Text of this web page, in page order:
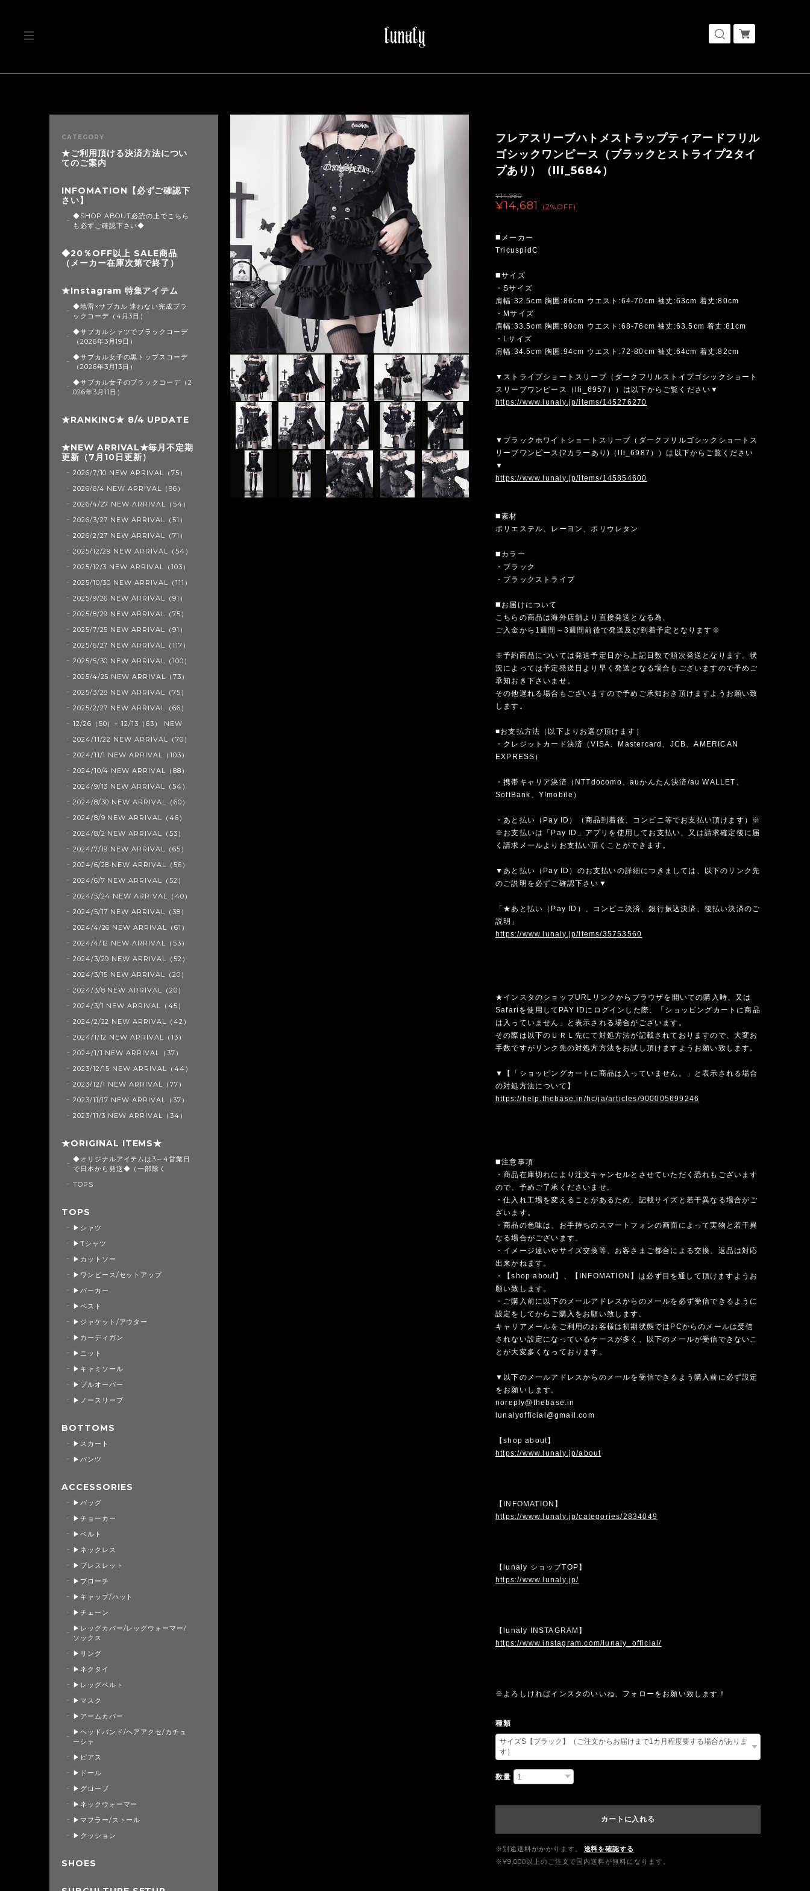
フレアスリーブハトメストラップティアードフリル
ゴシックワンピース（ブラックとストライプ2タイ
プあり）（lli_5684）
¥14,980
¥14,681 (2%OFF)
◼️メーカー
TricuspidC
◼️サイズ
・Sサイズ
肩幅:32.5cm 胸囲:86cm ウエスト:64-70cm 袖丈:63cm 着丈:80cm
・Mサイズ
肩幅:33.5cm 胸囲:90cm ウエスト:68-76cm 袖丈:63.5cm 着丈:81cm
・Lサイズ
肩幅:34.5cm 胸囲:94cm ウエスト:72-80cm 袖丈:64cm 着丈:82cm
▼ストライプショートスリーブ（ダークフリルストイプゴシックショート
スリーブワンピース（lli_6957））は以下からご覧ください▼
https://www.lunaly.jp/items/145276270
▼ブラックホワイトショートスリーブ（ダークフリルゴシックショートス
リーブワンピース(2カラーあり)（lli_6987））は以下からご覧ください
▼
https://www.lunaly.jp/items/145854600
◼️素材
ポリエステル、レーヨン、ポリウレタン
◼️カラー
・ブラック
・ブラックストライプ
◼️お届けについて
こちらの商品は海外店舗より直接発送となる為、
ご入金から1週間～3週間前後で発送及び到着予定となります※
※予約商品については発送予定日から上記日数で順次発送となります。状
況によっては予定発送日より早く発送となる場合もございますので予めご
承知おき下さいませ。
その他遅れる場合もございますので予めご承知おき頂けますようお願い致
します。
■お支払方法（以下よりお選び頂けます）
・クレジットカード決済（VISA、Mastercard、JCB、AMERICAN
EXPRESS）
・携帯キャリア決済（NTTdocomo、auかんたん決済/au WALLET、
SoftBank、Y!mobile）
・あと払い（Pay ID）（商品到着後、コンビニ等でお支払い頂けます）※
※お支払いは「Pay ID」アプリを使用してお支払い、又は請求確定後に届
く請求メールよりお支払い頂くことができます。
▼あと払い（Pay ID）のお支払いの詳細につきましては、以下のリンク先
のご説明を必ずご確認下さい▼
「★あと払い（Pay ID）、コンビニ決済、銀行振込決済、後払い決済のご
説明」
https://www.lunaly.jp/items/35753560
★インスタのショップURLリンクからブラウザを開いての購入時、又は
Safariを使用してPAY IDにログインした際、「ショッピングカートに商品
は入っていません」と表示される場合がございます。
その際は以下のＵＲＬ先にて対処方法が記載されておりますので、大変お
手数ですがリンク先の対処方方法をお試し頂けますようお願い致します。
▼【「ショッピングカートに商品は入っていません。」と表示される場合
の対処方法について】
https://help.thebase.in/hc/ja/articles/900005699246
◼️注意事項
・商品在庫切れにより注文キャンセルとさせていただく恐れもございます
ので、予めご了承くださいませ。
・仕入れ工場を変えることがあるため、記載サイズと若干異なる場合がご
ざいます。
・商品の色味は、お手持ちのスマートフォンの画面によって実物と若干異
なる場合がございます。
・イメージ違いやサイズ交換等、お客さまご都合による交換、返品は対応
出来かねます。
・【shop about】、【INFOMATION】は必ず目を通して頂けますようお
願い致します。
・ご購入前に以下のメールアドレスからのメールを必ず受信できるように
設定をしてからご購入をお願い致します。
キャリアメールをご利用のお客様は初期状態ではPCからのメールは受信
されない設定になっているケースが多く、以下のメールが受信できないこ
とが大変多くなっております。
▼以下のメールアドレスからのメールを受信できるよう購入前に必ず設定
をお願いします。
noreply@thebase.in
lunalyofficial@gmail.com
【shop about】
https://www.lunaly.jp/about
【INFOMATION】
https://www.lunaly.jp/categories/2834049
【lunaly ショップTOP】
https://www.lunaly.jp/
【lunaly INSTAGRAM】
https://www.instagram.com/lunaly_official/
※よろしければインスタのいいね、フォローをお願い致します！
種類
数量
カートに入れる
※別途送料がかかります。
送料を確認する
※¥9,000以上のご注文で国内送料が無料になります。
CATEGORY
★ご利用頂ける決済方法につい
てのご案内
INFOMATION【必ずご確認下
さい】
◆SHOP ABOUT必読の上でこちら
も必ずご確認下さい◆
◆20％OFF以上 SALE商品
（メーカー在庫次第で終了）
★Instagram 特集アイテム
◆地雷×サブカル 迷わない完成ブラ
ックコーデ（4月3日）
◆サブカルシャツでブラックコーデ
（2026年3月19日）
◆サブカル女子の黒トップスコーデ
（2026年3月13日）
◆サブカル女子のブラックコーデ（2
026年3月11日）
★RANKING★ 8/4 UPDATE
★NEW ARRIVAL★毎月不定期
更新（7月10日更新）
2026/7/10 NEW ARRIVAL（75）
2026/6/4 NEW ARRIVAL（96）
2026/4/27 NEW ARRIVAL（54）
2026/3/27 NEW ARRIVAL（51）
2026/2/27 NEW ARRIVAL（71）
2025/12/29 NEW ARRIVAL（54）
2025/12/3 NEW ARRIVAL（103）
2025/10/30 NEW ARRIVAL（111）
2025/9/26 NEW ARRIVAL（91）
2025/8/29 NEW ARRIVAL（75）
2025/7/25 NEW ARRIVAL（91）
2025/6/27 NEW ARRIVAL（117）
2025/5/30 NEW ARRIVAL（100）
2025/4/25 NEW ARRIVAL（73）
2025/3/28 NEW ARRIVAL（75）
2025/2/27 NEW ARRIVAL（66）
12/26（50）+ 12/13（63） NEW
2024/11/22 NEW ARRIVAL（70）
2024/11/1 NEW ARRIVAL（103）
2024/10/4 NEW ARRIVAL（88）
2024/9/13 NEW ARRIVAL（54）
2024/8/30 NEW ARRIVAL（60）
2024/8/9 NEW ARRIVAL（46）
2024/8/2 NEW ARRIVAL（53）
2024/7/19 NEW ARRIVAL（65）
2024/6/28 NEW ARRIVAL（56）
2024/6/7 NEW ARRIVAL（52）
2024/5/24 NEW ARRIVAL（40）
2024/5/17 NEW ARRIVAL（38）
2024/4/26 NEW ARRIVAL（61）
2024/4/12 NEW ARRIVAL（53）
2024/3/29 NEW ARRIVAL（52）
2024/3/15 NEW ARRIVAL（20）
2024/3/8 NEW ARRIVAL（20）
2024/3/1 NEW ARRIVAL（45）
2024/2/22 NEW ARRIVAL（42）
2024/1/12 NEW ARRIVAL（13）
2024/1/1 NEW ARRIVAL（37）
2023/12/15 NEW ARRIVAL（44）
2023/12/1 NEW ARRIVAL（77）
2023/11/17 NEW ARRIVAL（37）
2023/11/3 NEW ARRIVAL（34）
★ORIGINAL ITEMS★
◆オリジナルアイテムは3～4営業日
で日本から発送◆（一部除く
TOPS
TOPS
▶シャツ
▶Tシャツ
▶カットソー
▶ワンピース/セットアップ
▶パーカー
▶ベスト
▶ジャケット/アウター
▶カーディガン
▶ニット
▶キャミソール
▶プルオーバー
▶ノースリーブ
BOTTOMS
▶スカート
▶パンツ
ACCESSORIES
▶バッグ
▶チョーカー
▶ベルト
▶ネックレス
▶ブレスレット
▶ブローチ
▶キャップ/ハット
▶チェーン
▶レッグカバー/レッグウォーマー/
ソックス
▶リング
▶ネクタイ
▶レッグベルト
▶マスク
▶アームカバー
▶ヘッドバンド/ヘアアクセ/カチュ
ーシャ
▶ピアス
▶ドール
▶グローブ
▶ネックウォーマー
▶マフラー/ストール
▶クッション
SHOES